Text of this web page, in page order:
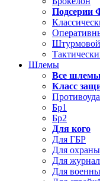
Подсерии
Штурмовой
Шлемы
Все шлемы
Класс
Бр1
Бр2
Для кого
Для ГБР
Для охраны
Для
Для